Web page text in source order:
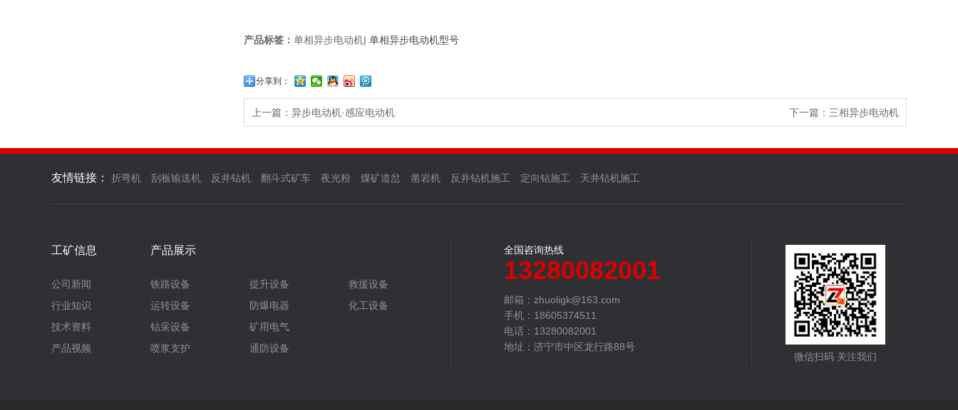
产品标签： 单相异步电动机| 单相异步电动机型号
分享到：
上一篇： 异步电动机·感应电动机 下一篇： 三相异步电动机
友情链接： 折弯机 刮板输送机 反井钻机 翻斗式矿车 夜光粉 煤矿道岔 凿岩机 反井钻机施工 定向钻施工 天井钻机施工
工矿信息
公司新闻
行业知识
技术资料
产品视频
产品展示
铁路设备
运转设备
钻采设备
喷浆支护
提升设备
防爆电器
矿用电气
通防设备
救援设备
化工设备
全国咨询热线
13280082001
邮箱：zhuoligk@163.com‬
手机：18605374511
电话：13280082001
地址：济宁市中区龙行路88号
微信扫码 关注我们